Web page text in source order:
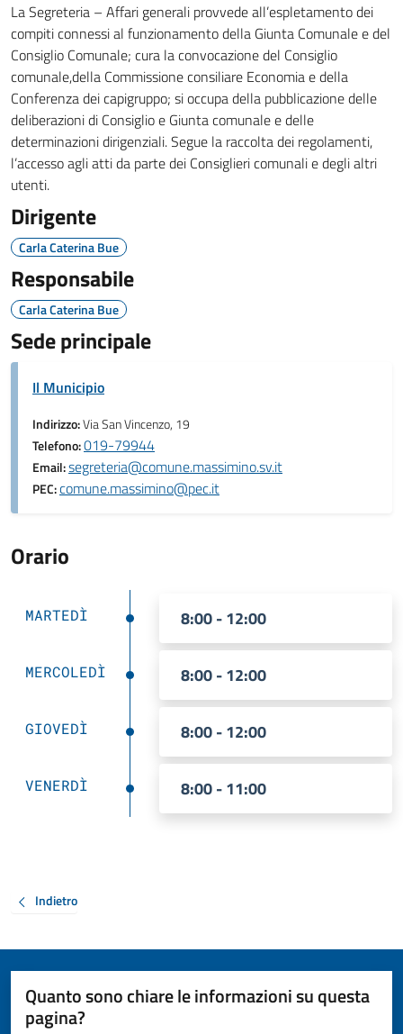
La Segreteria – Affari generali provvede all’espletamento dei
compiti connessi al funzionamento della Giunta Comunale e del
Consiglio Comunale; cura la convocazione del Consiglio
comunale,della Commissione consiliare Economia e della
Conferenza dei capigruppo; si occupa della pubblicazione delle
deliberazioni di Consiglio e Giunta comunale e delle
determinazioni dirigenziali. Segue la raccolta dei regolamenti,
l’accesso agli atti da parte dei Consiglieri comunali e degli altri
utenti.
Dirigente
Carla Caterina Bue
Responsabile
Carla Caterina Bue
Sede principale
Il Municipio
Indirizzo:Via San Vincenzo, 19
Telefono:019-79944
Email:segreteria@comune.massimino.sv.it
PEC:comune.massimino@pec.it
Orario
MARTEDÌ 8:00 - 12:00
MERCOLEDÌ 8:00 - 12:00
GIOVEDÌ 8:00 - 12:00
VENERDÌ 8:00 - 11:00
Indietro
Quanto sono chiare le informazioni su questa
pagina?